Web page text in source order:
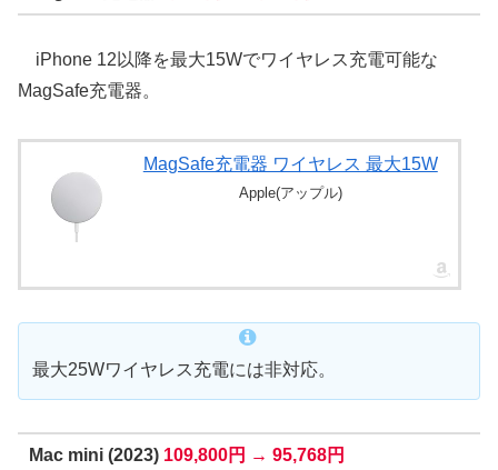
iPhone 12以降を最大15Wでワイヤレス充電可能な
MagSafe充電器。
MagSafe充電器 ワイヤレス 最大15W
Apple(アップル)
最大25Wワイヤレス充電には非対応。
Mac mini (2023) 109,800円 → 95,768円